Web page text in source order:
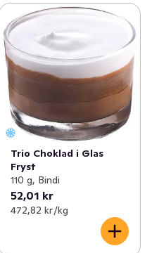
Trio Choklad i Glas
Fryst
110 g, Bindi
52,01 kr
472,82 kr /kg